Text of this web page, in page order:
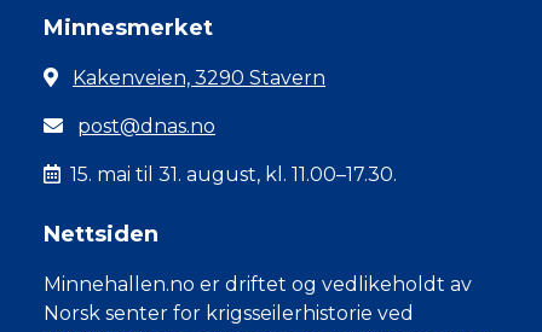
Minnesmerket
Kakenveien, 3290 Stavern
post@dnas.no
15. mai til 31. august, kl. 11.00–17.30.
Nettsiden
Minnehallen.no er driftet og vedlikeholdt av
Norsk senter for krigsseilerhistorie ved